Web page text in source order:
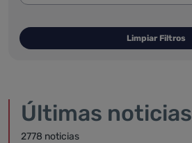
Limpiar Filtros
Últimas noticias
2778 noticias